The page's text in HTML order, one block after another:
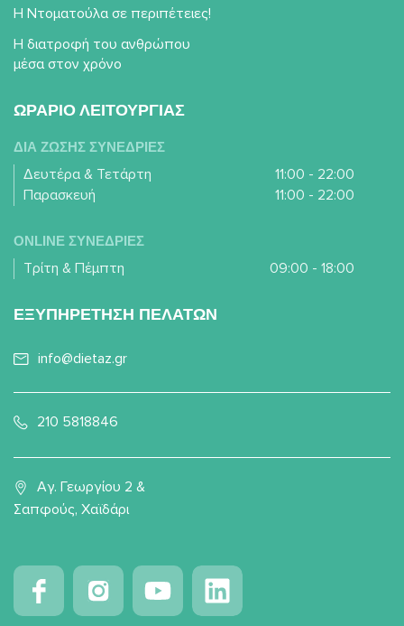
Η Ντοματούλα σε περιπέτειες!
Η διατροφή του ανθρώπου
μέσα στον χρόνο
ΩΡΑΡΙΟ ΛΕΙΤΟΥΡΓΙΑΣ
ΔΙΑ ΖΩΣΗΣ ΣΥΝΕΔΡΙΕΣ
Δευτέρα & Τετάρτη
11:00 - 22:00
Παρασκευή
11:00 - 22:00
ONLINE ΣΥΝΕΔΡΙΕΣ
Τρίτη & Πέμπτη 09:00 - 18:00
ΕΞΥΠΗΡΕΤΗΣΗ ΠΕΛΑΤΩΝ
info@dietaz.gr
210 5818846
Αγ. Γεωργίου 2 &
Σαπφούς, Χαϊδάρι